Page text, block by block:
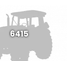
6415